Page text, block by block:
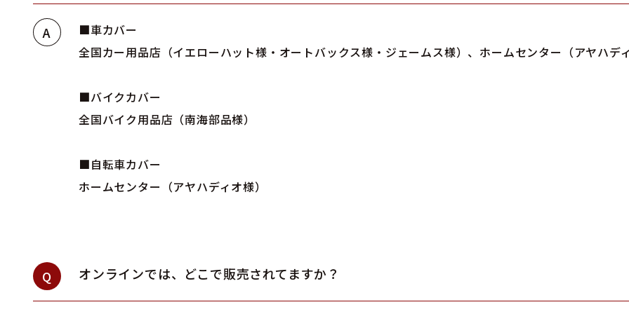
A ■車カバー
全国カー用品店（イエローハット様・オートバックス様・ジェームス様）、ホームセンター（アヤハデ
■バイクカバー
全国バイク用品店（南海部品様）
■自転車カバー
ホームセンター（アヤハディオ様）
Q オンラインでは、どこで販売されてますか？